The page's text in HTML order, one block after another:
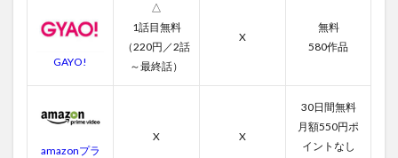
GAYO!
△
1話目無料
（220円／2話
～最終話）
X
無料
580作品
amazonプラ
X X
30日間無料
月額550円ポ
イントなし